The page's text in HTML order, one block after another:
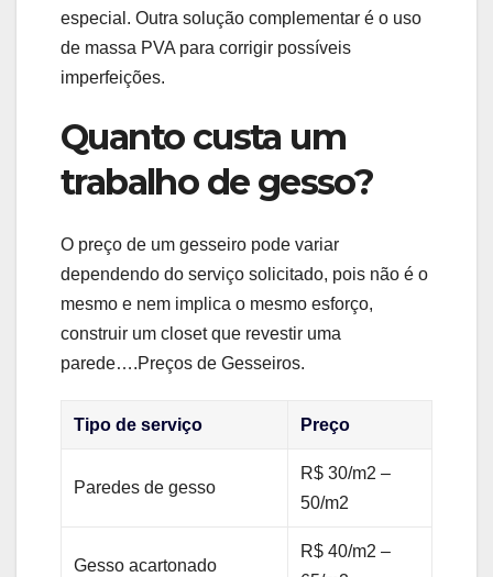
especial. Outra solução complementar é o uso
de massa PVA para corrigir possíveis
imperfeições.
Quanto custa um
trabalho de gesso?
O preço de um gesseiro pode variar
dependendo do serviço solicitado, pois não é o
mesmo e nem implica o mesmo esforço,
construir um closet que revestir uma
parede….Preços de Gesseiros.
Tipo de serviço Preço
Paredes de gesso
R$ 30/m2 –
50/m2
Gesso acartonado
R$ 40/m2 –